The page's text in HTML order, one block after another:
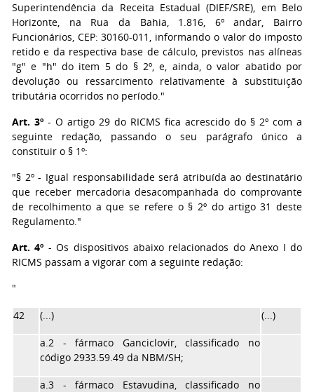
Superintendência da Receita Estadual (DIEF/SRE), em Belo
Horizonte, na Rua da Bahia, 1.816, 6º andar, Bairro
Funcionários, CEP: 30160-011, informando o valor do imposto
retido e da respectiva base de cálculo, previstos nas alíneas
"g" e "h" do item 5 do § 2º, e, ainda, o valor abatido por
devolução ou ressarcimento relativamente à substituição
tributária ocorridos no período."
Art. 3º - O artigo 29 do RICMS fica acrescido do § 2º com a
seguinte redação, passando o seu parágrafo único a
constituir o § 1º:
"§ 2º - Igual responsabilidade será atribuída ao destinatário
que receber mercadoria desacompanhada do comprovante
de recolhimento a que se refere o § 2º do artigo 31 deste
Regulamento."
Art. 4º - Os dispositivos abaixo relacionados do Anexo I do
RICMS passam a vigorar com a seguinte redação:
"
42 (...) (...)
a.2 - fármaco Ganciclovir, classificado no
código 2933.59.49 da NBM/SH;
a.3 - fármaco Estavudina, classificado no